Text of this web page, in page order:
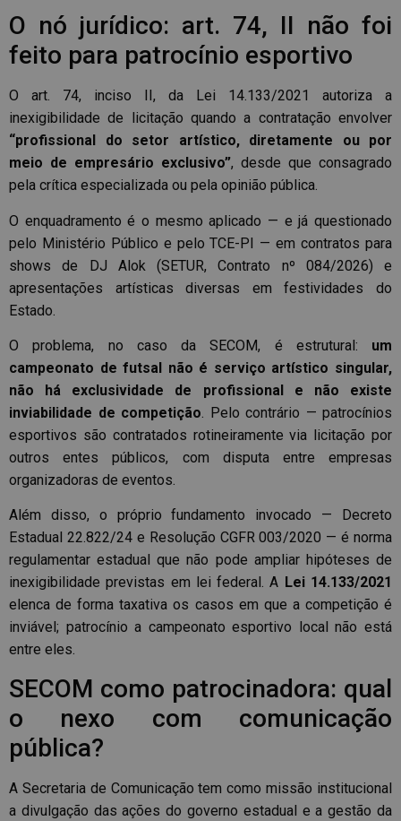
O nó jurídico: art. 74, II não foi
feito para patrocínio esportivo
O art. 74, inciso II, da Lei 14.133/2021 autoriza a
inexigibilidade de licitação quando a contratação envolver
“profissional do setor artístico, diretamente ou por
meio de empresário exclusivo”, desde que consagrado
pela crítica especializada ou pela opinião pública.
O enquadramento é o mesmo aplicado — e já questionado
pelo Ministério Público e pelo TCE-PI — em contratos para
shows de DJ Alok (SETUR, Contrato nº 084/2026) e
apresentações artísticas diversas em festividades do
Estado.
O problema, no caso da SECOM, é estrutural: um
campeonato de futsal não é serviço artístico singular,
não há exclusividade de profissional e não existe
inviabilidade de competição. Pelo contrário — patrocínios
esportivos são contratados rotineiramente via licitação por
outros entes públicos, com disputa entre empresas
organizadoras de eventos.
Além disso, o próprio fundamento invocado — Decreto
Estadual 22.822/24 e Resolução CGFR 003/2020 — é norma
regulamentar estadual que não pode ampliar hipóteses de
inexigibilidade previstas em lei federal. A Lei 14.133/2021
elenca de forma taxativa os casos em que a competição é
inviável; patrocínio a campeonato esportivo local não está
entre eles.
SECOM como patrocinadora: qual
o nexo com comunicação
pública?
A Secretaria de Comunicação tem como missão institucional
a divulgação das ações do governo estadual e a gestão da